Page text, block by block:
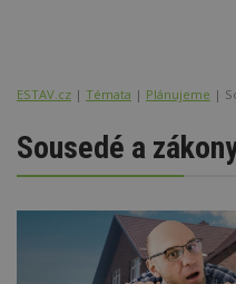
ESTAV.cz Témata Plánujeme
Sousedé a